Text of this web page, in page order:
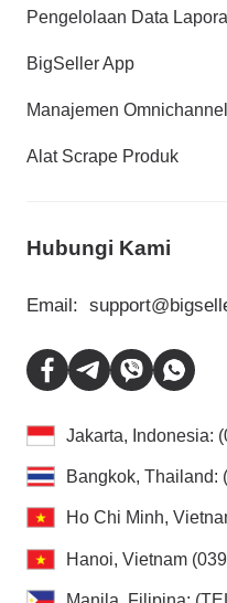
Pengelolaan Data
BigSeller App
Manajemen Omnichannel
Alat Scrape Produk
Hubungi Kami
Email:
Jakarta, Indonesia:
Bangkok, Thailand:
Ho Chi Minh,
Hanoi, Vietnam